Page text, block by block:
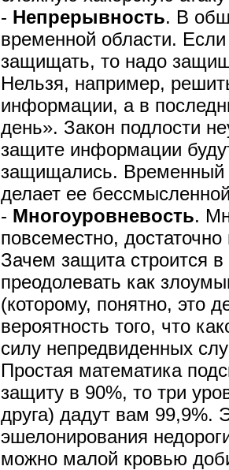
- Непрерывность. В
временной области.
защищать, то надо
Нельзя, например,
информации, а в
день». Закон подлости
защите информации
защищались. Временный
делает ее
- Многоуровневость.
повсеместно,
Зачем защита строится
преодолевать как
(которому, понятно, это
вероятность того, что
силу непредвиденных
Простая математика
защиту в 90%, то три
друга) дадут вам 99,9%.
эшелонирования
можно малой кровью